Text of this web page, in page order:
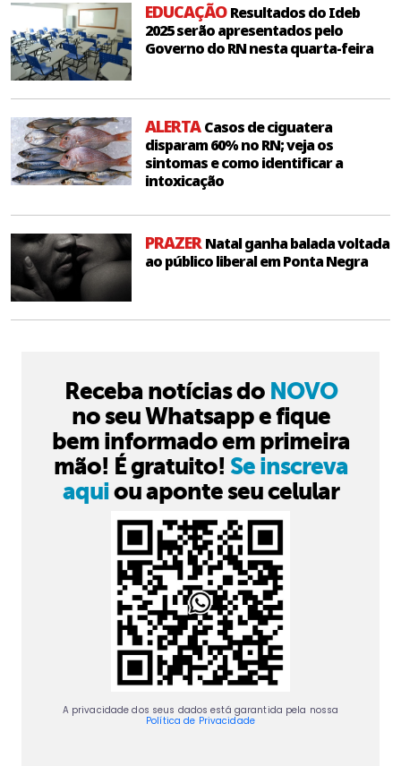
EDUCAÇÃOResultados do Ideb
2025 serão apresentados pelo
Governo do RN nesta quarta-feira
ALERTACasos de ciguatera
disparam 60% no RN; veja os
sintomas e como identificar a
intoxicação
PRAZERNatal ganha balada voltada
ao público liberal em Ponta Negra
Receba notícias do NOVO
no seu Whatsapp e fique
bem informado em primeira
mão! É gratuito! Se inscreva
aquiou aponte seu celular
A privacidade dos seus dados está garantida pela nossa
Política de Privacidade